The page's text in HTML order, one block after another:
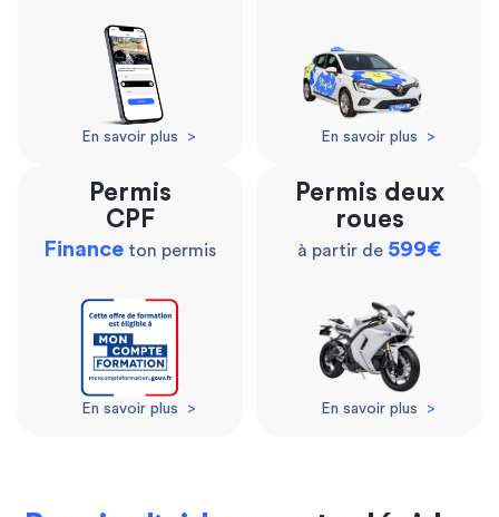
En savoir plus > En savoir plus >
Permis
CPF
Finance ton permis
En savoir plus >
Permis deux
roues
à partir de 599€
En savoir plus >